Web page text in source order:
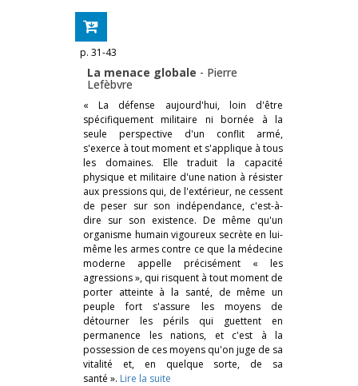
p. 31-43
La menace globale - Pierre
Lefèbvre
« La défense aujourd'hui, loin d'être
spécifiquement militaire ni bornée à la
seule perspective d'un conflit armé,
s'exerce à tout moment et s'applique à tous
les domaines. Elle traduit la capacité
physique et militaire d'une nation à résister
aux pressions qui, de l'extérieur, ne cessent
de peser sur son indépendance, c'est-à-
dire sur son existence. De même qu'un
organisme humain vigoureux secrète en lui-
même les armes contre ce que la médecine
moderne appelle précisément « les
agressions », qui risquent à tout moment de
porter atteinte à la santé, de même un
peuple fort s'assure les moyens de
détourner les périls qui guettent en
permanence les nations, et c'est à la
possession de ces moyens qu'on juge de sa
vitalité et, en quelque sorte, de sa
santé ». Lire la suite